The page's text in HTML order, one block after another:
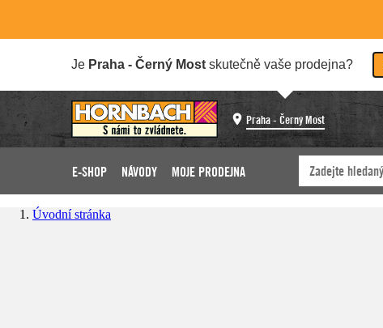
Je Praha - Černý Most skutečně vaše prodejna?
Praha - Černý Most
E-SHOP NÁVODY MOJE PRODEJNA
Úvodní stránka